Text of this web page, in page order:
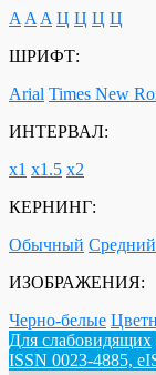
A A A Ц Ц Ц Ц
ШРИФТ:
Arial Times New
ИНТЕРВАЛ:
х1 х1.5 х2
КЕРНИНГ:
Обычный Средний
ИЗОБРАЖЕНИЯ:
Черно-белые
Для слабовидящих
ISSN 0023-4885,